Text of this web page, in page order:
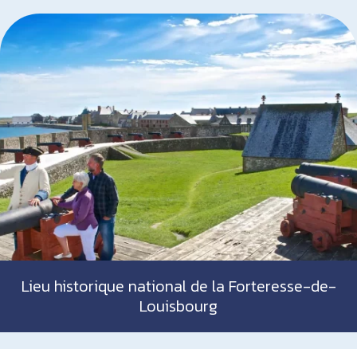
Lieu historique national de la Forteresse-de-
Louisbourg